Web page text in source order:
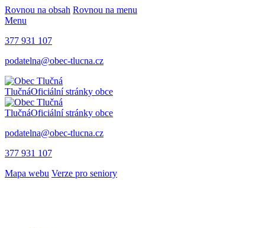
Rovnou na obsah Rovnou na menu
Menu
377 931 107
podatelna@obec-tlucna.cz
TlučnáOficiální stránky obce
TlučnáOficiální stránky obce
podatelna@obec-tlucna.cz
377 931 107
Mapa webu Verze pro seniory